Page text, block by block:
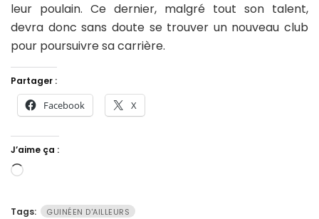
leur poulain. Ce dernier, malgré tout son talent,
devra donc sans doute se trouver un nouveau club
pour poursuivre sa carrière.
Partager :
Facebook X
J’aime ça :
Chargement…
Tags: GUINÉEN D'AILLEURS